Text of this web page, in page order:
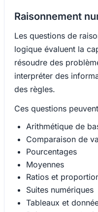
Raisonnement
Les questions de
logique évaluent la
résoudre des
interpréter des
des règles.
Ces questions
Arithmétique de
Comparaison de
Pourcentages
Moyennes
Ratios et
Suites numériques
Tableaux et